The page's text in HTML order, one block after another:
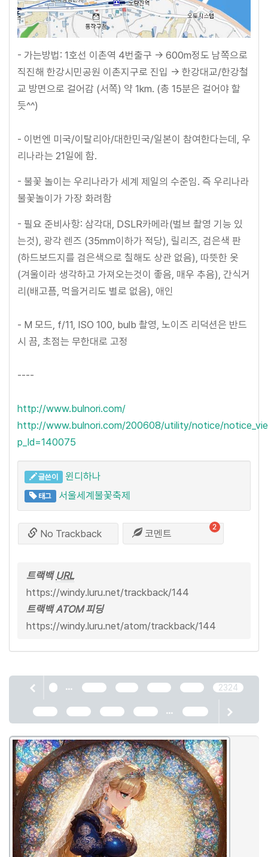
- 가는방법: 1호선 이촌역 4번출구 → 600m정도 남쪽으로
직진해 한강시민공원 이촌지구로 진입 → 한강대교/한강철
교 방면으로 걸어감 (서쪽) 약 1km. (총 15분은 걸어야 할
듯^^)
- 이번엔 미국/이탈리아/대한민국/일본이 참여한다는데, 우
리나라는 21일에 함.
- 불꽃 놀이는 우리나라가 세계 제일의 수준임. 즉 우리나라
불꽃놀이가 가장 화려함
- 필요 준비사항: 삼각대, DSLR카메라(벌브 촬영 기능 있
는것), 광각 렌즈 (35mm이하가 적당), 릴리즈, 검은색 판
(하드보드지를 검은색으로 칠해도 상관 없음), 따뜻한 옷
(겨울이라 생각하고 가져오는것이 좋음, 매우 추음), 간식거
리(배고픔, 먹을거리도 별로 없음), 애인
- M 모드, f/11, ISO 100, bulb 촬영, 노이즈 리덕션은 반드
시 끔, 초점는 무한대로 고정
----
http://www.bulnori.com/
http://www.bulnori.com/200608/utility/notice/
p_Id=140075
글쓴이 윈디하나
태그 서울세계불꽃축제
No Trackback 코멘트
2
트랙백 URL
https://windy.luru.net/trackback/144
트랙백 ATOM 피딩
https://windy.luru.net/atom/trackback/144
... 2324
...